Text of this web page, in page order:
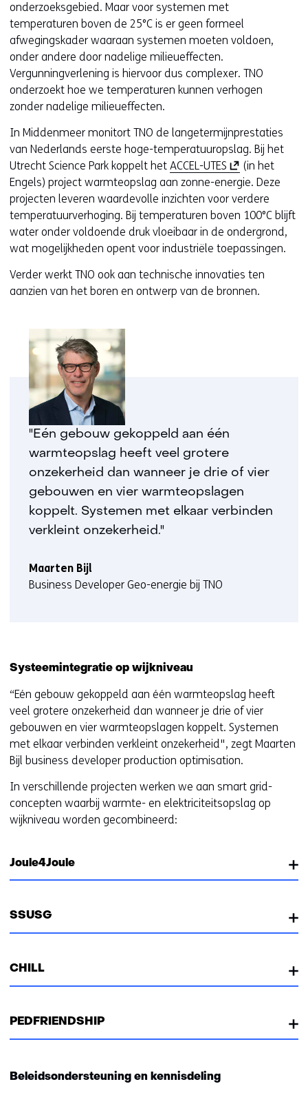
onderzoeksgebied. Maar voor systemen met
temperaturen boven de 25°C is er geen formeel
afwegingskader waaraan systemen moeten voldoen,
onder andere door nadelige milieueffecten.
Vergunningverlening is hiervoor dus complexer. TNO
onderzoekt hoe we temperaturen kunnen verhogen
zonder nadelige milieueffecten.
In Middenmeer monitort TNO de langetermijnprestaties
van Nederlands eerste hoge-temperatuuropslag. Bij het
Utrecht Science Park koppelt het ACCEL-UTES (
o
p
e
n
t
n
n
s
r
)
(
a
r
e
e
n
n
d
w
(in het
Engels) project warmteopslag aan zonne-energie. Deze
projecten leveren waardevolle inzichten voor verdere
temperatuurverhoging. Bij temperaturen boven 100°C blijft
water onder voldoende druk vloeibaar in de ondergrond,
wat mogelijkheden opent voor industriële toepassingen.
Verder werkt TNO ook aan technische innovaties ten
aanzien van het boren en ontwerp van de bronnen.
"Eén gebouw gekoppeld aan één
warmteopslag heeft veel grotere
onzekerheid dan wanneer je drie of vier
gebouwen en vier warmteopslagen
koppelt. Systemen met elkaar verbinden
verkleint onzekerheid."
Maarten Bijl
Business Developer Geo-energie bij TNO
Systeemintegratie op wijkniveau
“Eén gebouw gekoppeld aan één warmteopslag heeft
veel grotere onzekerheid dan wanneer je drie of vier
gebouwen en vier warmteopslagen koppelt. Systemen
met elkaar verbinden verkleint onzekerheid", zegt Maarten
Bijl business developer production optimisation.
In verschillende projecten werken we aan smart grid-
concepten waarbij warmte- en elektriciteitsopslag op
wijkniveau worden gecombineerd:
Joule4Joule
SSUSG
CHILL
PEDFRIENDSHIP
Beleidsondersteuning en kennisdeling